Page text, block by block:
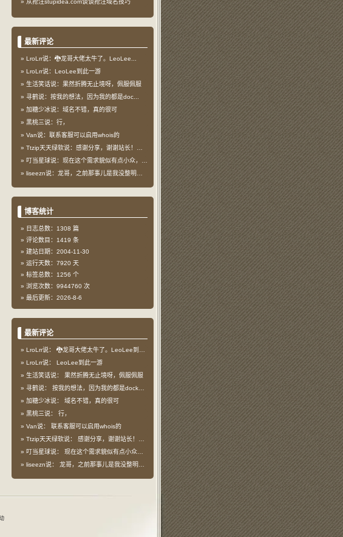
从抢注stupidea.com谈谈抢注域名技巧
最新评论
LroLrr说：🐉龙哥大佬太牛了。LeoLee...
LroLrr说：LeoLee到此一游
生活笑话说：果然折腾无止境呀，佩服佩服
寻鹤说：按我的想法，因为我的都是doc...
加糖少冰说：域名不错，真的很可
黑桃三说：行，
Van说：联系客服可以启用whois的
Ttzip天天绿软说：感谢分享，谢谢站长！！已收藏
叮当星球说：现在这个需求貌似有点小众，不过...
liseezn说：龙哥，之前那事儿是我没整明白，...
博客统计
日志总数：1308 篇
评论数目：1419 条
建站日期：2004-11-30
运行天数：7920 天
标签总数：1256 个
浏览次数：9944760 次
最后更新：2026-8-6
最新评论
LroLrr说： 🐉龙哥大佬太牛了。LeoLee到此一游
LroLrr说： LeoLee到此一游
生活笑话说： 果然折腾无止境呀，佩服佩服
寻鹤说： 按我的想法，因为我的都是docker容器…
加糖少冰说： 域名不错，真的很可
黑桃三说： 行，
Van说： 联系客服可以启用whois的
Ttzip天天绿软说： 感谢分享，谢谢站长！！已收藏
叮当星球说： 现在这个需求貌似有点小众，不过工具类我也…
liseezn说： 龙哥，之前那事儿是我没整明白，搞个申请页…